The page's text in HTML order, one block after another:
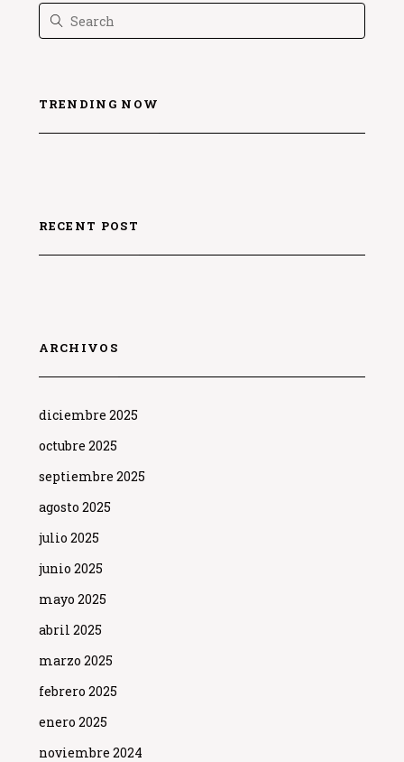
TRENDING NOW
RECENT POST
ARCHIVOS
diciembre 2025
octubre 2025
septiembre 2025
agosto 2025
julio 2025
junio 2025
mayo 2025
abril 2025
marzo 2025
febrero 2025
enero 2025
noviembre 2024